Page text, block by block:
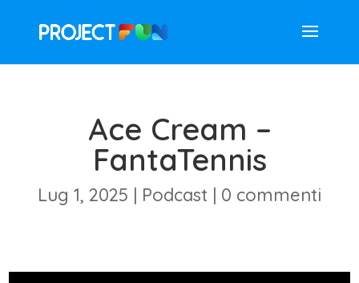
Ace Cream –
FantaTennis
Lug 1, 2025 | Podcast | 0 commenti